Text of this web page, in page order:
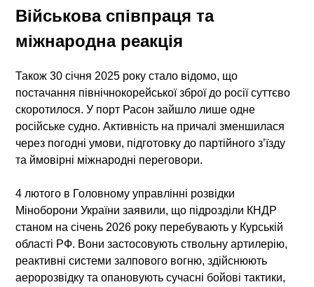
Військова співпраця та
міжнародна реакція
Також 30 січня 2025 року стало відомо, що
постачання північнокорейської зброї до росії суттєво
скоротилося. У порт Расон зайшло лише одне
російське судно. Активність на причалі зменшилася
через погодні умови, підготовку до партійного з’їзду
та ймовірні міжнародні переговори.
4 лютого в Головному управлінні розвідки
Міноборони України заявили, що підрозділи КНДР
станом на січень 2026 року перебувають у Курській
області РФ. Вони застосовують ствольну артилерію,
реактивні системи залпового вогню, здійснюють
аеророзвідку та опановують сучасні бойові тактики,